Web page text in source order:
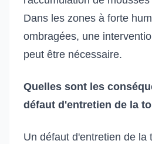
Dans les zones à forte
ombragées, une
peut être nécessaire.
Quelles sont les
défaut d'entretien de la
Un défaut d'entretien de la